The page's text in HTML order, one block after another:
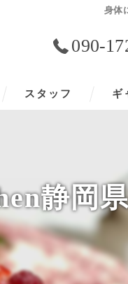
身体
090-
スタッフ ギ
静岡